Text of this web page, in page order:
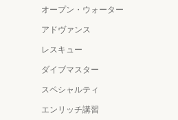
オープン・ウォーター
アドヴァンス
レスキュー
ダイブマスター
スペシャルティ
エンリッチ講習